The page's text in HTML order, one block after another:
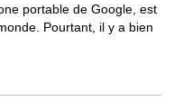
portable de Google, est
Pourtant, il y a bien